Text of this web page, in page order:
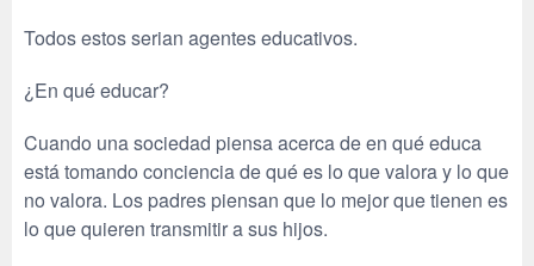
Todos estos serian agentes educativos.
¿En qué educar?
Cuando una sociedad piensa acerca de en qué educa
está tomando conciencia de qué es lo que valora y lo que
no valora. Los padres piensan que lo mejor que tienen es
lo que quieren transmitir a sus hijos.